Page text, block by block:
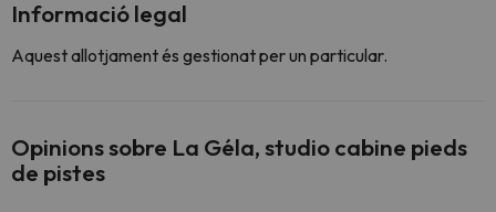
Informació legal
Aquest allotjament és gestionat per un particular.
Opinions sobre La Géla, studio cabine pieds
de pistes